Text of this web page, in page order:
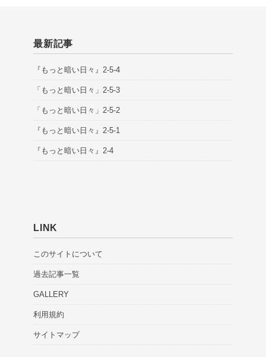
最新記事
『もっと暗い日々』2-5-4
「もっと暗い日々」2-5-3
「もっと暗い日々」2-5-2
『もっと暗い日々』2-5-1
『もっと暗い日々』2-4
LINK
このサイトについて
過去記事一覧
GALLERY
利用規約
サイトマップ